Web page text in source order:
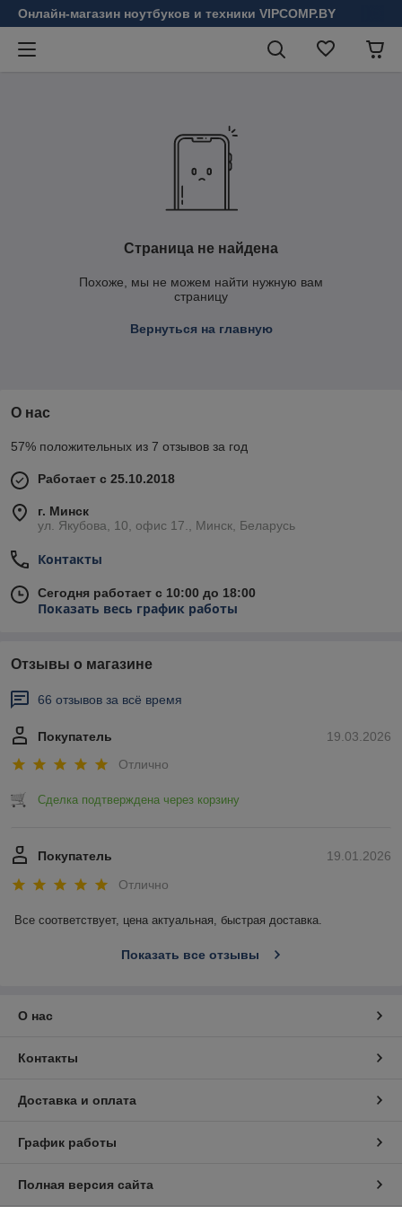
Онлайн-магазин ноутбуков и техники VIPCOMP.BY
Страница не найдена
Похоже, мы не можем найти нужную вам
страницу
Вернуться на главную
О нас
57% положительных из 7 отзывов за год
Работает с 25.10.2018
г. Минск
ул. Якубова, 10, офис 17., Минск, Беларусь
Контакты
Сегодня работает с 10:00 до 18:00
Показать весь график работы
Отзывы о магазине
66 отзывов за всё время
19.03.2026
Покупатель
Отлично
Сделка подтверждена через корзину
19.01.2026
Покупатель
Отлично
Все соответствует, цена актуальная, быстрая доставка.
Показать все отзывы
О нас
Контакты
Доставка и оплата
График работы
Полная версия сайта